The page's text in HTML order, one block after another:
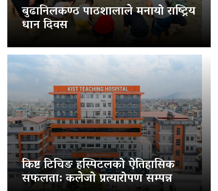
बुढानिलकण्ठ पाठशालाले मनायो राष्ट्रिय
धान दिवस
किष्ट टिचिङ हस्पिटलको ऐतिहासिक
सफलता: कलेजो प्रत्यारोपण सम्पन्न